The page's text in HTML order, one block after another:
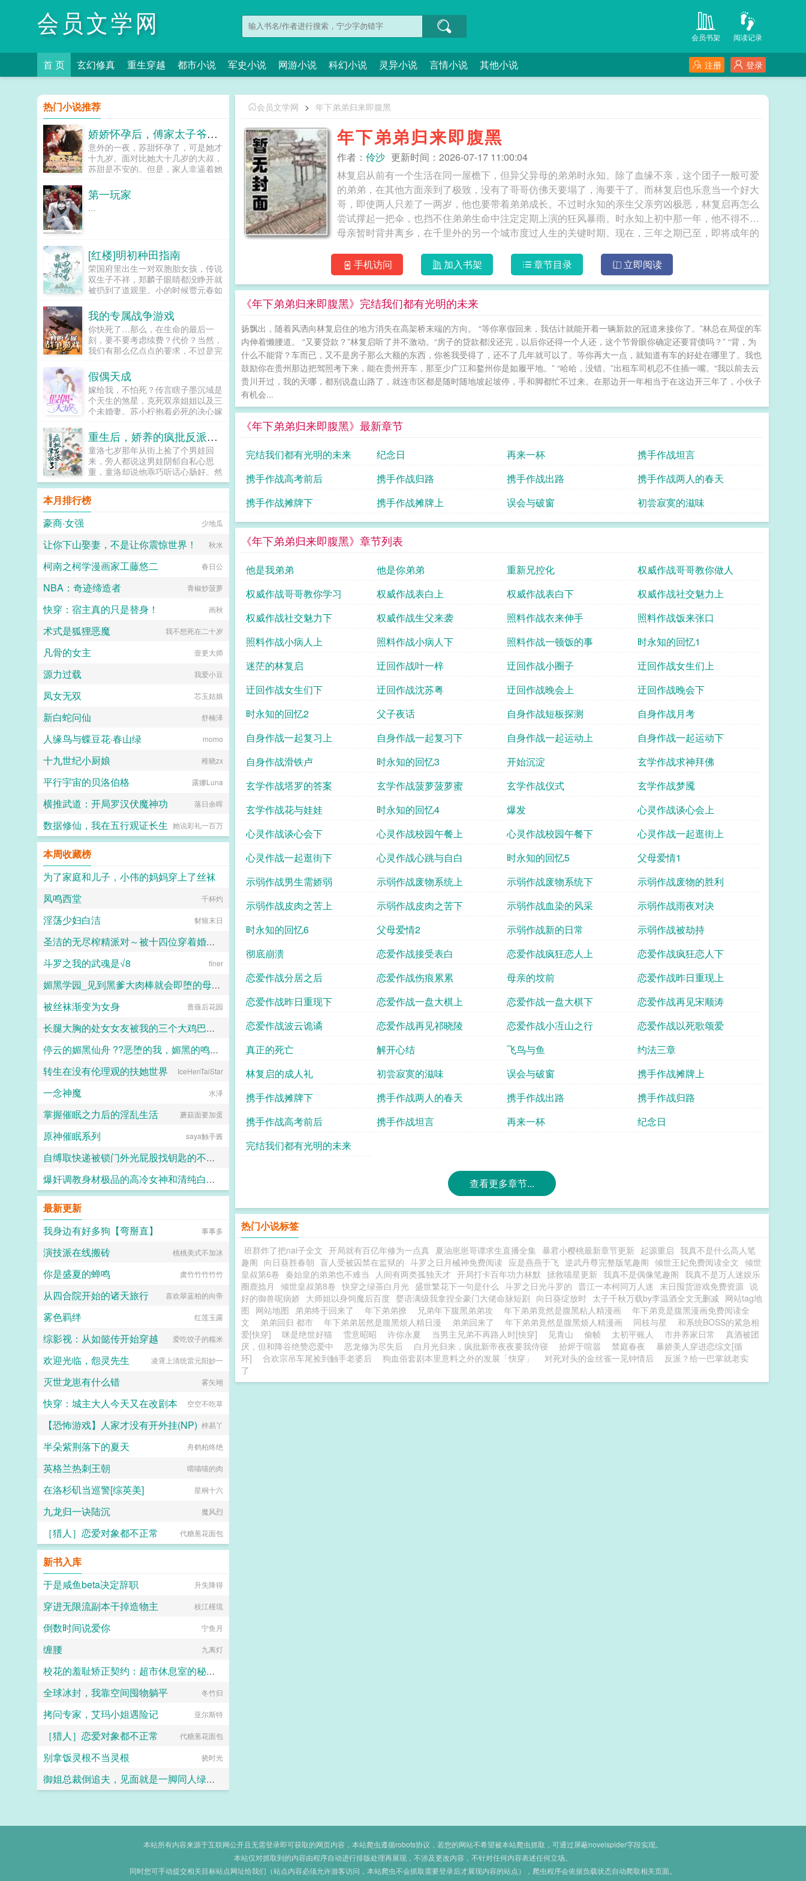
会员文学网 阅读记录
会员书架
首 页 玄幻修真 重生穿越 都市小说 军史小说 网游小说 科幻小说 灵异小说 言情小说 其他小说 登录
注册
会员文学网 > 年下弟弟归来即腹黑
年下弟弟归来即腹黑
作者： 伶沙 更新时间：2026-07-17 11:00:04
林复启从前有一个生活在同一屋檐下，但异父异母的弟弟时永知。除了血缘不亲，这个团子一般可爱
的弟弟，在其他方面亲到了极致，没有了哥哥仿佛天要塌了，海要干了。而林复启也乐意当一个好大
哥，即使两人只差了一两岁，他也要带着弟弟成长。不过时永知的亲生父亲穷凶极恶，林复启再怎么
尝试撑起一把伞，也挡不住弟弟生命中注定定期上演的狂风暴雨。时永知上初中那一年，他不得不与
母亲暂时背井离乡，在千里外的另一个城市度过人生的关键时期。现在，三年之期已至，即将成年的
还高、比我还壮、一脸沉默疏离的男生，是我弟弟？不是哥们儿，我怎么记得他只有这么大，还成天
说以后要和哥哥结婚呢？一切都变了，那个十足的兄控弟弟，仿佛要用自己新长出来的翅膀呼死自
己。眼见团圆要化为泡影，他开启了一项名为【重新兄控化】的作战计划。誓将弟弟重新变成那个成
天抱着自己不撒手的小男孩。而弟弟的眼神和动作，却并不似他想象中的冷漠、不将他放在眼里。他
弟弟归来即腹黑
手机访问 加入书架 章节目录 立即阅读
《年下弟弟归来即腹黑》完结我们都有光明的未来
扬飘出，随着风洒向林复启住的地方消失在高架桥末端的方向。 “等你寒假回来，我估计就能开着一辆新款的冠道来接你了。”林总在局促的车
内伸着懒腰道。 “又要贷款？”林复启听了并不激动。“房子的贷款都没还完，以后你还得一个人还，这个节骨眼你确定还要背债吗？” “背，为
什么不能背？车而已，又不是房子那么大额的东西，你爸我受得了，还不了几年就可以了。等你再大一点，就知道有车的好处在哪里了。我也
鼓励你在贵州那边把驾照考下来，能在贵州开车，那至少广江和鍪州你是如履平地。” “哈哈，没错。”出租车司机忍不住插一嘴。“我以前去云
贵川开过，我的天哪，都别说盘山路了，就连市区都是随时随地坡起坡停，手和脚都忙不过来。在那边开一年相当于在这边开三年了，小伙子
有机会...
《年下弟弟归来即腹黑》最新章节
完结我们都有光明的未来 纪念日 再来一杯
携手作战坦言
携手作战高考前后
携手作战归路 携手作战出路
携手作战两人的春天
携手作战摊牌下
携手作战摊牌上 误会与破窗 初尝寂寞的滋味
《年下弟弟归来即腹黑》章节列表
他是我弟弟 他是你弟弟 重新兄控化
权威作战哥哥教你做人
权威作战哥哥教你学习
权威作战表白上 权威作战表白下
权威作战社交魅力上
权威作战社交魅力下
权威作战生父来袭 照料作战衣来伸手
照料作战饭来张口
照料作战小病人上
照料作战小病人下 照料作战一顿饭的事
时永知的回忆1
迷茫的林复启
迂回作战叶一梓 迂回作战小圈子
迂回作战女生们上
迂回作战女生们下
迂回作战沈苏粤 迂回作战晚会上
迂回作战晚会下
时永知的回忆2
父子夜话 自身作战短板探测
自身作战月考
自身作战一起复习上
自身作战一起复习下 自身作战一起运动上
自身作战一起运动下
自身作战滑铁卢
时永知的回忆3 开始沉淀
玄学作战求神拜佛
玄学作战塔罗的答案
玄学作战菠萝菠萝蜜 玄学作战仪式
玄学作战梦魇
玄学作战花与娃娃
时永知的回忆4 爆发
心灵作战谈心会上
心灵作战谈心会下
心灵作战校园午餐上 心灵作战校园午餐下
心灵作战一起逛街上
心灵作战一起逛街下
心灵作战心跳与自白 时永知的回忆5
父母爱情1
示弱作战男生需娇弱
示弱作战废物系统上 示弱作战废物系统下
示弱作战废物的胜利
示弱作战皮肉之苦上
示弱作战皮肉之苦下 示弱作战血染的风采
示弱作战雨夜对决
时永知的回忆6
父母爱情2 示弱作战新的日常
示弱作战被劫持
彻底崩溃
恋爱作战接受表白 恋爱作战疯狂恋人上
恋爱作战疯狂恋人下
恋爱作战分居之后
恋爱作战伤痕累累 母亲的坟前
恋爱作战昨日重现上
恋爱作战昨日重现下
恋爱作战一盘大棋上 恋爱作战一盘大棋下
恋爱作战再见宋顺涛
恋爱作战波云诡谲
恋爱作战再见祁晓陵 恋爱作战小冱山之行
恋爱作战以死歌颂爱
真正的死亡
解开心结 飞鸟与鱼
约法三章
林复启的成人礼
初尝寂寞的滋味 误会与破窗
携手作战摊牌上
携手作战摊牌下
携手作战两人的春天 携手作战出路
携手作战归路
携手作战高考前后
携手作战坦言 再来一杯
纪念日
完结我们都有光明的未来
查看更多章节...
热门小说标签
班群炸了把nai子全文 开局就有百亿年修为一点真 夏油崽崽哥谭求生直播全集 暴君小樱桃最新章节更新 起源重启 我真不是什么高人笔
趣阁 向日葵胜春朝 盲人受被囚禁在监狱的 斗罗之日月械神免费阅读 应是燕燕于飞 逆武丹尊完整版笔趣阁 倾世王妃免费阅读全文 倾世
皇叔第6卷 秦始皇的弟弟也不难当 人间有两类孤独天才 开局打卡百年功力林默 拯救喵星更新 我真不是偶像笔趣阁 我真不是万人迷娱乐
圈鹿捻月
倾世皇叔第8卷 快穿之绿茶白月光 盛世繁花下一句是什么 斗罗之日光斗罗的 晋江一本柯同万人迷 末日囤货游戏免费资源 说
好的御兽呢病娇 大师姐以身饲魔后百度 婴语满级我拿捏全豪门大佬命脉短剧 向日葵绽放时 太子千秋万载by李温酒全文无删减 网站tag地
图 网站地图 弟弟终于回来了 年下弟弟撩 兄弟年下腹黑弟弟攻 年下弟弟竟然是腹黑粘人精漫画
年下弟竟是腹黑漫画免费阅读全
文
弟弟回归 都市 年下弟弟居然是腹黑烦人精日漫 弟弟回来了 年下弟弟竟然是腹黑烦人精漫画 同枝与星
和系统BOSS的紧急相
爱[快穿]
咪是绝世好猫 雪意昭昭 许你永夏 当男主兄弟不再路人时[快穿] 见青山 偷帧 太初平账人 市井养家日常
真酒被团
厌，但和降谷绝赞恋爱中
恶龙修为尽失后 白月光归来，疯批新帝夜夜要我侍寝 拾烬于喧嚣 禁庭春夜
暴娇美人穿进恋综文[循
环]
合欢宗吊车尾捡到触手老婆后 狗血俗套剧本里意料之外的发展「快穿」 对死对头的金丝雀一见钟情后
反派？给一巴掌就老实
了
热门小说推荐
娇娇怀孕后，傅家太子爷每天按时回家
意外的一夜，苏甜怀孕了，可是她才
十九岁。面对比她大十几岁的大叔，
苏甜是不安的。但是，家人非逼着她
能联系大叔。大叔却一口肯定，让她
把孩子生下来，并且亲自上门提亲。
被势力父母侮辱拿不出彩礼的大叔转
何关系。大叔带着她从卑微的原生家
庭离开，开启了新的人生。别墅，大
叔隐忍的将她抵在墙上小东西，你要
是再不生，我就忍不住了...
第一玩家
...
[红楼]明初种田指南
荣国府里出生一对双胞胎女孩，传说
双生子不祥，郑麟子眼睛都没睁开就
被扔到了道观里。小的时候贾元春如
长大后贾元春进入深宫从此战战兢
兢，日夜为家族父母机关算尽。郑麟
子开始一点点经营自己的小日子，倒
也过得有滋有味。因为养牛让牛痘提
前出现，因为种棉，引导大家改用飞
凑上来了。麟子别来沾边，你们姓贾
我姓郑，咱们不是一家人。以下是预
收在始皇帝面前打败李二凤李二凤这
位靠玄武门继承法上位的千古一帝在
始皇当太子，如果愿意，就让长孙皇
后跟着一起去。李世民大喜，摩拳擦
掌准备去做秦二世，还厚脸皮想把贞
观朝的群臣带上。子央，因为经常出
车祸得到外号子央的考古系倒霉蛋大
学生。她再次遇到了车祸后，在生死
一瞬间有人问她愿不愿意去给秦始皇
当孩子，只要得到始皇帝一句子央，
避开这次死亡。子央当然愿意啊！觉
得这是天上掉馅饼的好事，哄着秦始
皇夸自己一句没难度，有嘴就能办。
可是等她到了咸阳发现这事儿还真不
好办，因为李世民版本的扶苏简直是
始皇帝的梦中太子。有了他，所有的
王子公主都是草，只有太子才是宝！
子央咋办？这地狱难度啊，我身体还
在抢救，急需始皇帝夸我一句啊！子
央快急死了，但是李二凤也太优秀
了。子央李二凤我和你拼了！...
我的专属战争游戏
你快死了…那么，在生命的最后一
刻，要不要考虑续费？代价？当然，
我们有那么亿点点的要求，不过是完
有充分考虑到玩家的立场，不会要求
你做很过分的事啦。比如在敦刻尔克
的海滩上存活一周。或者海狮行动大
空战中击落十几架敌机。当然，干掉
联合舰队的一艘航母也可以。瞧瞧，
假偶天成
嫁给我，不怕死？传言瞎子墨沉域是
个天生的煞星，克死双亲姐姐以及三
个未婚妻。苏小柠抱着必死的决心嫁
想到，她被他宠上了天。他说，她是
我的女人，只有我可以欺负。他说，
谁敢动我的女人，我让他生不如死。
他还说，我的女人要给我生一堆孩
子。...
重生后，娇养的疯批反派学乖了
童洛七岁那年从街上捡了个男娃回
来，旁人都说这男娃阴郁自私心思
重，童洛却说他乖巧听话心肠好。然
后，在二十二岁那一年，这个唤了她
十五年阿姐的人，一把刀捅进了她...
本月排行榜
豪商·女强
少地瓜
让你下山娶妻，不是让你震惊世界！ 秋水
柯南之柯学漫画家工藤悠二 春日公
NBA：奇迹缔造者 青椒炒菠萝
快穿：宿主真的只是替身！ 画秋
术式是狐狸恶魔 我不想死在二十岁
凡骨的女主 壹更大师
源力过载 我爱小豆
凤女无双 芯玉姑娘
新白蛇问仙 舒楠泽
人缘鸟与蝶豆花·春山绿 momo
十九世纪小厨娘 稚晓zx
平行宇宙的贝洛伯格 露娜Luna
横推武道：开局罗汉伏魔神功 落日余晖
数据修仙，我在五行观证长生 她说彩礼一百万
本周收藏榜
为了家庭和儿子，小伟的妈妈穿上了丝袜
daokee
凤鸣西堂 千杯灼
淫荡少妇白洁 豺狼末日
圣洁的无尽榨精派对～被十四位穿着婚纱的舰娘新娘们在教堂内献上身体的集体婚礼～
火锅气候
斗罗之我的武魂是√8 finer
媚黑学园_见到黑爹大肉棒就会即堕的母猪教师和婊子学生
佚名
被丝袜渐变为女身 蔷薇后花园
长腿大胸的处女女友被我的三个大鸡巴室友轮番调教，狠狠灌精直到怀孕
158330
停云的媚黑仙舟 ??恶堕的我，媚黑的鸣火首席以及仙舟??
露露
转生在没有伦理观的扶她世界 IceHenTaiStar
一念神魔 水泽
掌握催眠之力后的淫乱生活 蘑菇面要加蛋
原神催眠系列 saya触手酱
自缚取快递被锁门外光屁股找钥匙的不良妹妹
黑翼君
爆奸调教身材极品的高冷女神和清纯白袜甜妹留学生，射满她们的鞋柜里的高跟鞋和小皮鞋
最新更新
我身边有好多狗【弯掰直】
事事多
演技派在线搬砖 桃桃美式不加冰
你是盛夏的蝉鸣 虞竹竹竹竹竹
从四合院开始的诸天旅行 喜欢翠蓝柏的向帝
雾色羁绊 红莲玉露
综影视：从如懿传开始穿越 爱吃饺子的糯米
欢迎光临，怨灵先生 凌霄上清统雷元阳妙一
灭世龙崽有什么错 雾矢翊
快穿：城主大人今天又在改剧本 空空不吃草
【恐怖游戏】人家才没有开外挂(NP) 梓易丫
半朵紫荆落下的夏天 舟鹤柏终绝
英格兰热刺王朝 喂喵喵的肉
在洛杉矶当巡警[综英美] 星桐十六
九龙归一诀陆沉 魔风烈
［猎人］恋爱对象都不正常 代糖葱花面包
新书入库
于是咸鱼beta决定辞职
升失降得
穿进无限流副本干掉造物主 枝江槿琉
倒数时间说爱你 宁鱼月
缠腰 九离灯
校花的羞耻矫正契约：超市休息室的秘密管教
猫舍管理员
全球冰封，我靠空间囤物躺平 冬竹归
拷问专家，艾玛小姐遇险记 亚尔斯特
［猎人］恋爱对象都不正常 代糖葱花面包
别拿饭灵根不当灵根 挠时光
御姐总裁倒追夫，见面就是一脚同人绿帽短篇之李涛的幻想
本站所有内容来源于互联网公开且无需登录即可获取的网页内容，本站爬虫遵循robots协议，若您的网站不希望被本站爬虫抓取，可通过屏蔽novelspider字段实现。
本站仅对抓取到的内容由程序自动进行排版处理再展现，不涉及更改内容，不针对任何内容表述任何立场。
同时您可手动提交相关目标站点网址给我们（站点内容必须允许游客访问，本站爬虫不会抓取需要登录后才展现内容的站点），爬虫程序会依据负载状态自动爬取相关页面。